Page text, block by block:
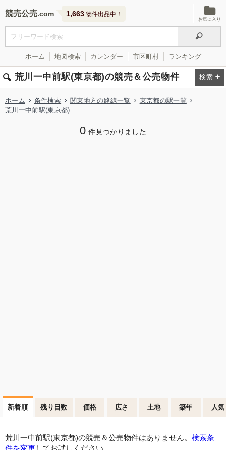
競売公売 1,663 物件出品中！
お気に入り
ホーム 地図検索 カレンダー 市区町村 ランキング
荒川一中前駅(東京都)の競売＆公売物件
ホーム 条件検索 関東地方の路線一覧
東京都の駅一覧
荒川一中前駅(東京都)
0 件見つかりました
新着順 残り日数 価格 広さ 土地 築年 人気
荒川一中前駅(東京都)の競売＆公売物件はありません。 検索条
件を変更 してお試しください。